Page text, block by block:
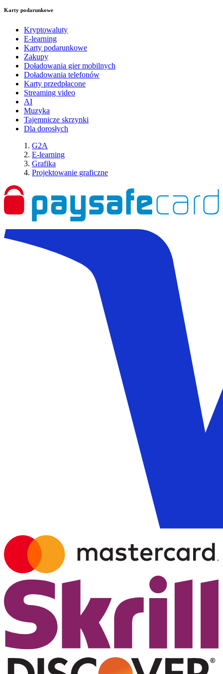
Karty podarunkowe
Kryptowaluty
E-learning
Karty podarunkowe
Zakupy
Doładowania gier mobilnych
Doładowania telefonów
Karty przedpłacone
Streaming video
AI
Muzyka
Tajemnicze skrzynki
Dla dorosłych
G2A
E-learning
Grafika
Projektowanie graficzne